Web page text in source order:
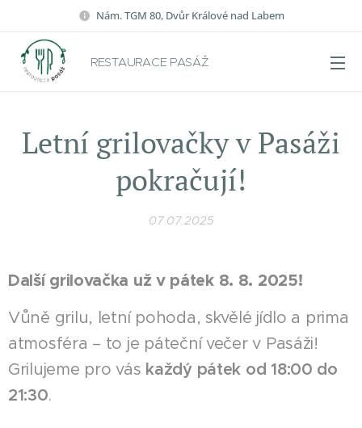
Nám. TGM 80, Dvůr Králové nad Labem
RESTAURACE PASÁŽ
Letní grilovačky v Pasáži
pokračují!
07.07.2025
Další grilovačka už v pátek 8. 8. 2025!
Vůně grilu, letní pohoda, skvělé jídlo a prima
atmosféra – to je páteční večer v Pasáži!
Grilujeme pro vás každý pátek od 18:00 do
21:30.